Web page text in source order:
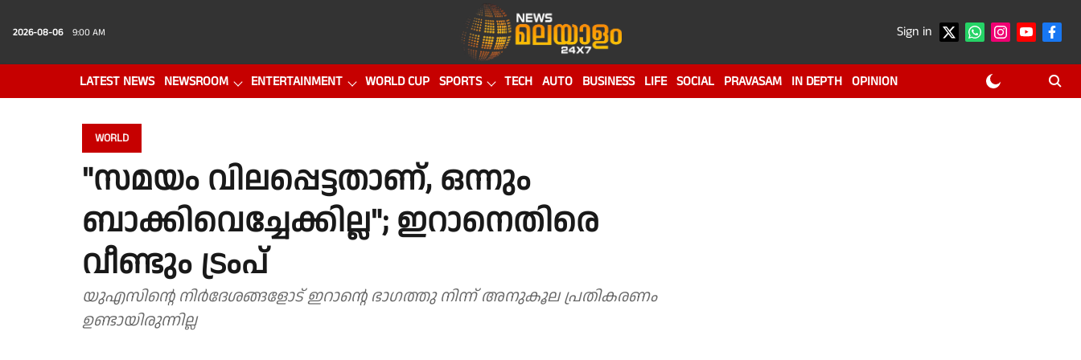
2026-08-06 9:00 AM Sign in
LATEST NEWS NEWSROOM ENTERTAINMENT WORLD CUP SPORTS TECH AUTO BUSINESS LIFE SOCIAL PRAVASAM IN DEPTH OPINION
WORLD
"സമയം വിലപ്പെട്ടതാണ്, ഒന്നും
ബാക്കിവെച്ചേക്കില്ല"; ഇറാനെതിരെ
വീണ്ടും ട്രംപ്
യുഎസിൻ്റെ നിര്‍ദേശങ്ങളോട് ഇറാന്റെ ഭാഗത്തു നിന്ന് അനുകൂല പ്രതികരണം
ഉണ്ടായിരുന്നില്ല